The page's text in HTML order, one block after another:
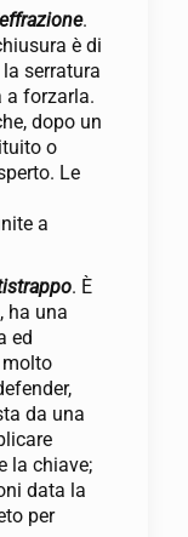
.
è di
serratura
a forzarla.
dopo un
o
Le
a
. È
ha una
ed
molto
da una
la chiave;
data la
per